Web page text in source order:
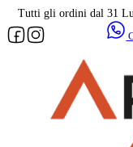
Tutti gli ordini dal 31